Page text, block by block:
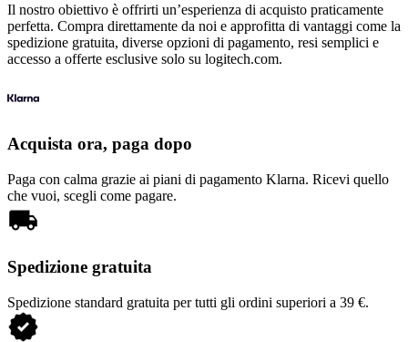
Il nostro obiettivo è offrirti un’esperienza di acquisto praticamente
perfetta. Compra direttamente da noi e approfitta di vantaggi come la
spedizione gratuita, diverse opzioni di pagamento, resi semplici e
accesso a offerte esclusive solo su logitech.com.
Acquista ora, paga dopo
Paga con calma grazie ai piani di pagamento Klarna. Ricevi quello
che vuoi, scegli come pagare.
Spedizione gratuita
Spedizione standard gratuita per tutti gli ordini superiori a 39 €.